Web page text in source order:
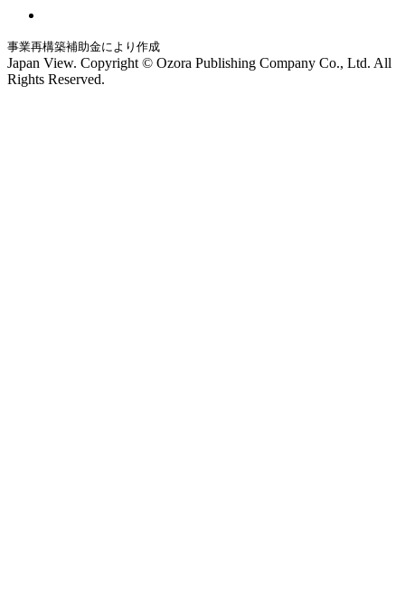
事業再構築補助金により作成
Japan View. Copyright © Ozora Publishing Company Co., Ltd. All
Rights Reserved.